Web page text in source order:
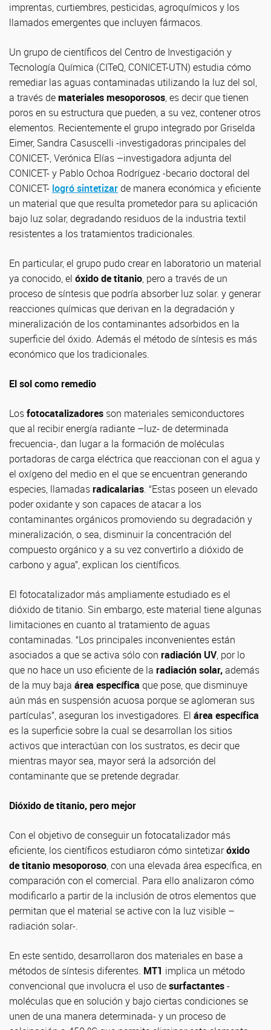
imprentas, curtiembres, pesticidas, agroquímicos y los
llamados emergentes que incluyen fármacos.
Un grupo de científicos del Centro de Investigación y
Tecnología Química (CITeQ, CONICET-UTN) estudia cómo
remediar las aguas contaminadas utilizando la luz del sol,
a través dematerialesmesoporosos, es decir que tienen
poros en su estructura que pueden, a su vez, contener otros
elementos. Recientemente el grupo integrado por Griselda
Eimer, Sandra Casuscelli -investigadoras principales del
CONICET-, Verónica Elías –investigadora adjunta del
CONICET- y Pablo Ochoa Rodríguez -becario doctoral del
CONICET- logró sintetizarde manera económica y eficiente
un material que que resulta prometedor para su aplicación
bajo luz solar, degradando residuos de la industria textil
resistentes a los tratamientos tradicionales.
En particular, el grupo pudo crear en laboratorio un material
ya conocido, el óxido de titanio, pero a través de un
proceso de síntesis que podría absorber luz solar. y generar
reacciones químicas que derivan en la degradación y
mineralización de los contaminantes adsorbidos en la
superficie del óxido. Además el método de síntesis es más
económico que los tradicionales.
El sol como remedio
Losfotocatalizadores son materiales semiconductores
que al recibir energía radiante –luz- de determinada
frecuencia-, dan lugar a la formación de moléculas
portadoras de carga eléctrica que reaccionan con el agua y
el oxígeno del medio en el que se encuentran generando
especies, llamadasradicalarias. “Estas poseen un elevado
poder oxidante y son capaces de atacar a los
contaminantes orgánicos promoviendo su degradación y
mineralización, o sea, disminuir la concentración del
compuesto orgánico y a su vez convertirlo a dióxido de
carbono y agua”, explican los científicos.
El fotocatalizador más ampliamente estudiado es el
dióxido de titanio. Sin embargo, este material tiene algunas
limitaciones en cuanto al tratamiento de aguas
contaminadas. “Los principales inconvenientes están
asociados a que se activa sólo con radiación UV, por lo
que no hace un uso eficiente de la radiación solar,además
de la muy baja área específica que pose, que disminuye
aún más en suspensión acuosa porque se aglomeran sus
partículas”, aseguran los investigadores. El área específica
es la superficie sobre la cual se desarrollan los sitios
activos que interactúan con los sustratos, es decir que
mientras mayor sea, mayor será la adsorción del
contaminante que se pretende degradar.
Dióxido de titanio, pero mejor
Con el objetivo de conseguir un fotocatalizador más
eficiente, los científicos estudiaron cómo sintetizaróxido
de titanio mesoporoso, con una elevada área específica, en
comparación con el comercial. Para ello analizaron cómo
modificarlo a partir de la inclusión de otros elementos que
permitan que el material se active con la luz visible –
radiación solar-.
En este sentido, desarrollaron dos materiales en base a
métodos de síntesis diferentes. MT1 implica un método
convencional que involucra el uso desurfactantes-
moléculas que en solución y bajo ciertas condiciones se
unen de una manera determinada- y un proceso de